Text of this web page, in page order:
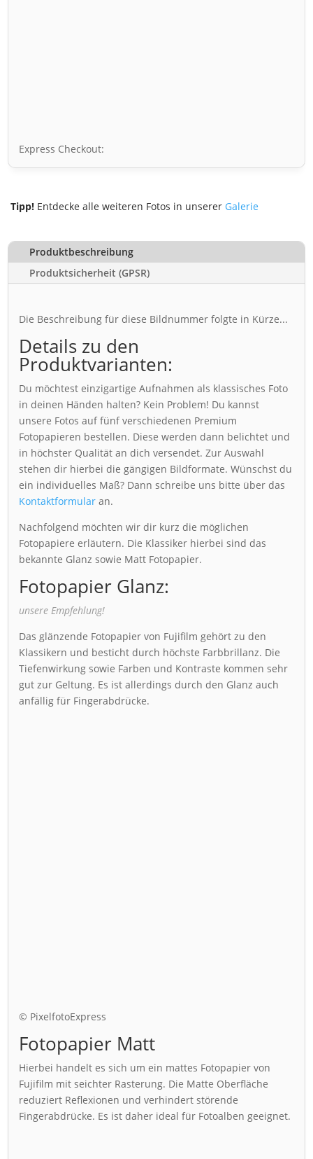
Express Checkout:
Tipp! Entdecke alle weiteren Fotos in unserer Galerie
Produktbeschreibung
Produktsicherheit (GPSR)
Die Beschreibung für diese Bildnummer folgte in Kürze...
Details zu den
Produktvarianten:
Du möchtest einzigartige Aufnahmen als klassisches Foto
in deinen Händen halten? Kein Problem! Du kannst
unsere Fotos auf fünf verschiedenen Premium
Fotopapieren bestellen. Diese werden dann belichtet und
in höchster Qualität an dich versendet. Zur Auswahl
stehen dir hierbei die gängigen Bildformate. Wünschst du
ein individuelles Maß? Dann schreibe uns bitte über das
Kontaktformular an.
Nachfolgend möchten wir dir kurz die möglichen
Fotopapiere erläutern. Die Klassiker hierbei sind das
bekannte Glanz sowie Matt Fotopapier.
Fotopapier Glanz:
unsere Empfehlung!
Das glänzende Fotopapier von Fujifilm gehört zu den
Klassikern und besticht durch höchste Farbbrillanz. Die
Tiefenwirkung sowie Farben und Kontraste kommen sehr
gut zur Geltung. Es ist allerdings durch den Glanz auch
anfällig für Fingerabdrücke.
© PixelfotoExpress
Fotopapier Matt
Hierbei handelt es sich um ein mattes Fotopapier von
Fujifilm mit seichter Rasterung. Die Matte Oberfläche
reduziert Reflexionen und verhindert störende
Fingerabdrücke. Es ist daher ideal für Fotoalben geeignet.